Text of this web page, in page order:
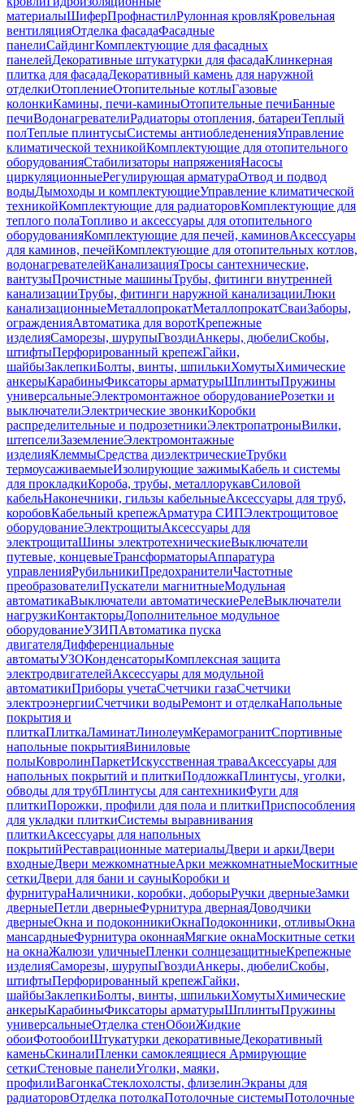
материалыШиферПрофнастилРулонная кровляКровельная
вентиляцияОтделка фасадаФасадные
панелиСайдингКомплектующие для фасадных
панелейДекоративные штукатурки для фасадаКлинкерная
плитка для фасадаДекоративный камень для наружной
отделкиОтоплениеОтопительные котлыГазовые
колонкиКамины, печи-каминыОтопительные печиБанные
печиВодонагревателиРадиаторы отопления, батареиТеплый
полТеплые плинтусыСистемы антиобледененияУправление
климатической техникойКомплектующие для отопительного
оборудованияСтабилизаторы напряженияНасосы
циркуляционныеРегулирующая арматураОтвод и подвод
водыДымоходы и комплектующиеУправление климатической
техникойКомплектующие для радиаторовКомплектующие для
теплого полаТопливо и аксессуары для отопительного
оборудованияКомплектующие для печей, каминовАксессуары
для каминов, печейКомплектующие для отопительных котлов,
водонагревателейКанализацияТросы сантехнические,
вантузыПрочистные машиныТрубы, фитинги внутренней
канализацииТрубы, фитинги наружной канализацииЛюки
канализационныеМеталлопрокатМеталлопрокатСваиЗаборы,
огражденияАвтоматика для воротКрепежные
изделияСаморезы, шурупыГвоздиАнкеры, дюбелиСкобы,
штифтыПерфорированный крепежГайки,
шайбыЗаклепкиБолты, винты, шпилькиХомутыХимические
анкерыКарабиныФиксаторы арматурыШплинтыПружины
универсальныеЭлектромонтажное оборудованиеРозетки и
выключателиЭлектрические звонкиКоробки
распределительные и подрозетникиЭлектропатроныВилки,
штепселиЗаземлениеЭлектромонтажные
изделияКлеммыСредства диэлектрическиеТрубки
термоусаживаемыеИзолирующие зажимыКабель и системы
для прокладкиКороба, трубы, металлорукавСиловой
кабельНаконечники, гильзы кабельныеАксессуары для труб,
коробовКабельный крепежАрматура СИПЭлектрощитовое
оборудованиеЭлектрощитыАксессуары для
электрощитаШины электротехническиеВыключатели
путевые, концевыеТрансформаторыАппаратура
управленияРубильникиПредохранителиЧастотные
преобразователиПускатели магнитныеМодульная
автоматикаВыключатели автоматическиеРелеВыключатели
нагрузкиКонтакторыДополнительное модульное
оборудованиеУЗИПАвтоматика пуска
двигателяДифференциальные
автоматыУЗОКонденсаторыКомплексная защита
электродвигателейАксессуары для модульной
автоматикиПриборы учетаСчетчики газаСчетчики
электроэнергииСчетчики водыРемонт и отделкаНапольные
покрытия и
плиткаПлиткаЛаминатЛинолеумКерамогранитСпортивные
напольные покрытияВиниловые
полыКовролинПаркетИскусственная траваАксессуары для
напольных покрытий и плиткиПодложкаПлинтусы, уголки,
обводы для трубПлинтусы для сантехникиФуги для
плиткиПорожки, профили для пола и плиткиПриспособления
для укладки плиткиСистемы выравнивания
плиткиАксессуары для напольных
покрытийРеставрационные материалыДвери и аркиДвери
входныеДвери межкомнатныеАрки межкомнатныеМоскитные
сеткиДвери для бани и сауныКоробки и
фурнитураНаличники, коробки, доборыРучки дверныеЗамки
дверныеПетли дверныеФурнитура двернаяДоводчики
дверныеОкна и подоконникиОкнаПодоконники, отливыОкна
мансардныеФурнитура оконнаяМягкие окнаМоскитные сетки
на окнаЖалюзи уличныеПленки солнцезащитныеКрепежные
изделияСаморезы, шурупыГвоздиАнкеры, дюбелиСкобы,
штифтыПерфорированный крепежГайки,
шайбыЗаклепкиБолты, винты, шпилькиХомутыХимические
анкерыКарабиныФиксаторы арматурыШплинтыПружины
универсальныеОтделка стенОбоиЖидкие
обоиФотообоиШтукатурки декоративныеДекоративный
каменьСкиналиПленки самоклеящиеся Армирующие
сеткиСтеновые панелиУголки, маяки,
профилиВагонкаСтеклохолсты, флизелинЭкраны для
радиаторовОтделка потолкаПотолочные системыПотолочные